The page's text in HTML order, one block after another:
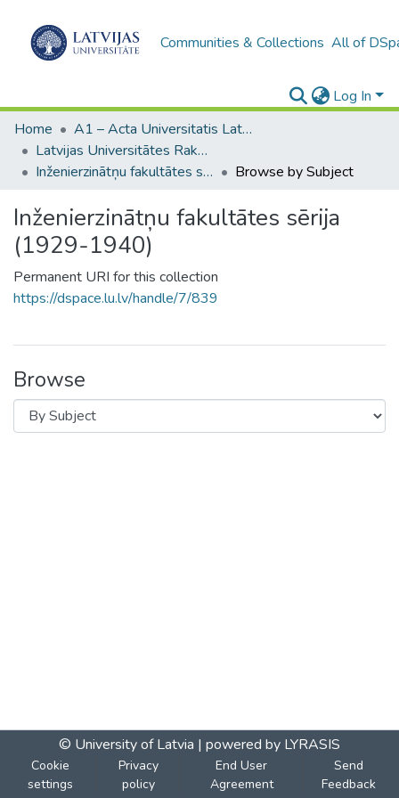
Communities & Collections All of
Log In
Home
A1 – Acta Universitatis Latviensis / Universitātes raksti / Scientific papers
Latvijas Universitātes Raksti (1923–1943)
Inženierzinātņu fakultātes sērija (1929-1940)
Browse by Subject
Inženierzinātņu fakultātes sērija
(1929-1940)
Permanent URI for this collection
https://dspace.lu.lv/handle/7/839
Browse
© University of Latvia | powered by LYRASIS
Cookie
settings
Privacy
policy
End User
Agreement
Send
Feedback